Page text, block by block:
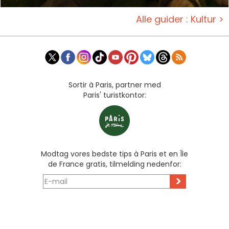
Alle guider : Kultur >
Sortir à Paris, partner med
Paris' turistkontor:
Modtag vores bedste tips à Paris et en Île
de France gratis, tilmelding nedenfor:
>